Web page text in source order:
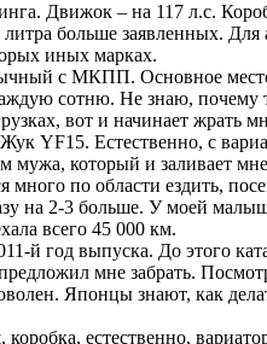
Движок – на 117 л.с.
больше заявленных.
иных марках.
с МКПП. Основное
сотню. Не знаю,
вот и начинает жрать
YF15. Естественно, с
который и заливает
по области ездить,
на 2-3 больше. У моей
всего 45 000 км.
й год выпуска. До этого
мне забрать.
Японцы знают, как
естественно,